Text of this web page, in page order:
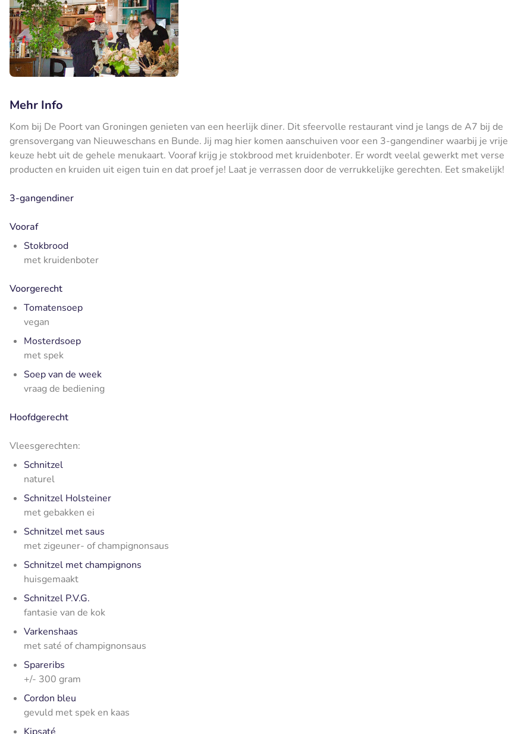
Mehr Info
Kom bij De Poort van Groningen genieten van een heerlijk diner. Dit sfeervolle restaurant vind je langs de A7 bij de
grensovergang van Nieuweschans en Bunde. Jij mag hier komen aanschuiven voor een 3-gangendiner waarbij je vrije
keuze hebt uit de gehele menukaart. Vooraf krijg je stokbrood met kruidenboter. Er wordt veelal gewerkt met verse
producten en kruiden uit eigen tuin en dat proef je! Laat je verrassen door de verrukkelijke gerechten. Eet smakelijk!
3-gangendiner
Vooraf
Stokbrood
met kruidenboter
Voorgerecht
Tomatensoep
vegan
Mosterdsoep
met spek
Soep van de week
vraag de bediening
Hoofdgerecht
Vleesgerechten:
Schnitzel
naturel
Schnitzel Holsteiner
met gebakken ei
Schnitzel met saus
met zigeuner- of champignonsaus
Schnitzel met champignons
huisgemaakt
Schnitzel P.V.G.
fantasie van de kok
Varkenshaas
met saté of champignonsaus
Spareribs
+/- 300 gram
Cordon bleu
gevuld met spek en kaas